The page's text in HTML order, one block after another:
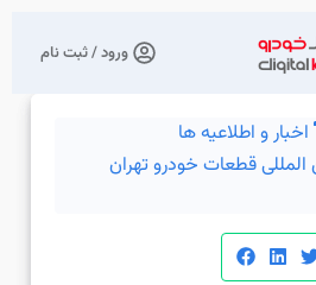
ورود / ثبت نام
اخبار و اطلاعیه ها
المللی قطعات خودرو تهران